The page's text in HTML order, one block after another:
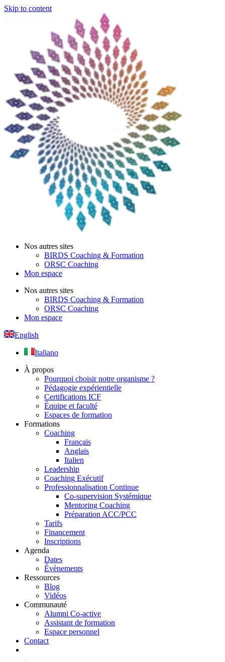
Skip to content
Nos autres sites
BIRDS Coaching & Formation
ORSC Coaching
Mon espace
Nos autres sites
BIRDS Coaching & Formation
ORSC Coaching
Mon espace
English
Italiano
À propos
Pourquoi choisir notre organisme ?
Pédagogie expérientielle
Certifications ICF
Équipe et faculté
Espaces de formation
Formations
Coaching
Français
Anglais
Italien
Leadership
Coaching Exécutif
Professionnalisation Continue
Co-supervision Systémique
Mentoring Coaching
Préparation ACC/PCC
Tarifs
Financement
Inscriptions
Agenda
Dates
Évènements
Ressources
Blog
Vidéos
Communauté
Alumni Co-active
Assistant de formation
Espace personnel
Contact